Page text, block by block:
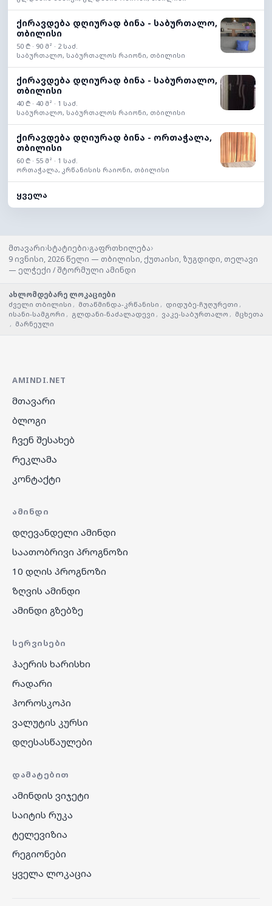
ქირავდება დღიურად ბინა - საბურთალო,
თბილისი
50 ₾ · 90 მ² · 2 საძ.
საბურთალო, საბურთალოს რაიონი, თბილისი
ქირავდება დღიურად ბინა - საბურთალო,
თბილისი
40 ₾ · 40 მ² · 1 საძ.
საბურთალო, საბურთალოს რაიონი, თბილისი
ქირავდება დღიურად ბინა - ორთაჭალა,
თბილისი
60 ₾ · 55 მ² · 1 საძ.
ორთაჭალა, კრწანისის რაიონი, თბილისი
ყველა
მთავარი›სტატიები›გაფრთხილება›
9 ივნისი, 2026 წელი — თბილისი, ქუთაისი, ზუგდიდი, თელავი
— ელჭექი / შტორმული ამინდი
ახლომდებარე ლოკაციები
ძველი თბილისი , მთაწმინდა-კრწანისი , დიდუბე-ჩუღურეთი ,
ისანი-სამგორი , გლდანი-ნაძალადევი , ვაკე-საბურთალო , მცხეთა
, მარნეული
AMINDI.NET
მთავარი
ბლოგი
ჩვენ შესახებ
რეკლამა
კონტაქტი
ᲐᲛᲘᲜᲓᲘ
დღევანდელი ამინდი
საათობრივი პროგნოზი
10 დღის პროგნოზი
ზღვის ამინდი
ამინდი გზებზე
ᲡᲔᲠᲕᲘᲡᲔᲑᲘ
ჰაერის ხარისხი
რადარი
ჰოროსკოპი
ვალუტის კურსი
დღესასწაულები
ᲓᲐᲛᲐᲢᲔᲑᲘᲗ
ამინდის ვიჯეტი
საიტის რუკა
ტელევიზია
რეგიონები
ყველა ლოკაცია